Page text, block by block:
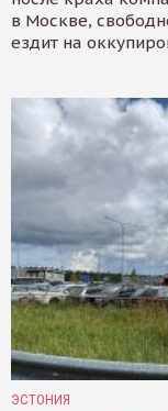
в Москве,
ездит на
ЭСТОНИЯ